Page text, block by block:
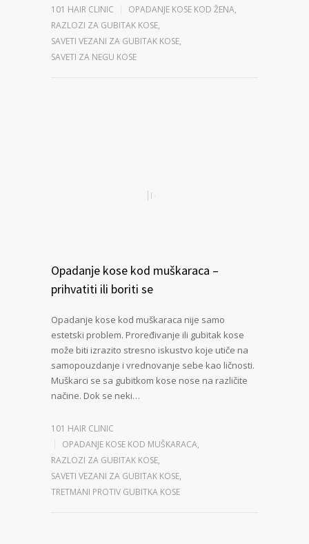
101 HAIR CLINIC OPADANJE KOSE KOD ŽENA,
RAZLOZI ZA GUBITAK KOSE,
SAVETI VEZANI ZA GUBITAK KOSE,
SAVETI ZA NEGU KOSE
Opadanje kose kod muškaraca –
prihvatiti ili boriti se
Opadanje kose kod muškaraca nije samo
estetski problem. Proređivanje ili gubitak kose
može biti izrazito stresno iskustvo koje utiče na
samopouzdanje i vrednovanje sebe kao ličnosti.
Muškarci se sa gubitkom kose nose na različite
načine. Dok se neki…
101 HAIR CLINIC
OPADANJE KOSE KOD MUŠKARACA,
RAZLOZI ZA GUBITAK KOSE,
SAVETI VEZANI ZA GUBITAK KOSE,
TRETMANI PROTIV GUBITKA KOSE